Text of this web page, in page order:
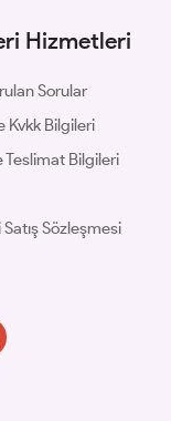
Hizmetleri
Sorular
Kvkk Bilgileri
Teslimat Bilgileri
Sözleşmesi